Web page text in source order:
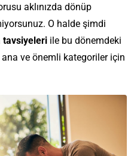
aklınızda dönüp
O halde şimdi
tavsiyeleri ile bu dönemdeki
ana ve önemli kategoriler için